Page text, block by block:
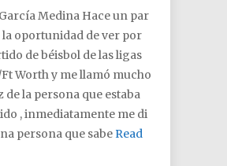
Medina Hace un par
la oportunidad de ver por
de béisbol de las ligas
Worth y me llamó mucho
de la persona que estaba
, inmediatamente me di
persona que sabe Read